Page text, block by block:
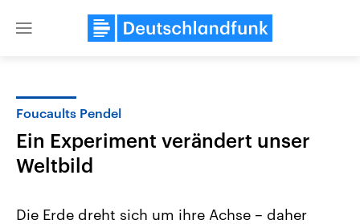
Close
Foucaults Pendel
Ein Experiment verändert unser
Weltbild
Die Erde dreht sich um ihre Achse – daher